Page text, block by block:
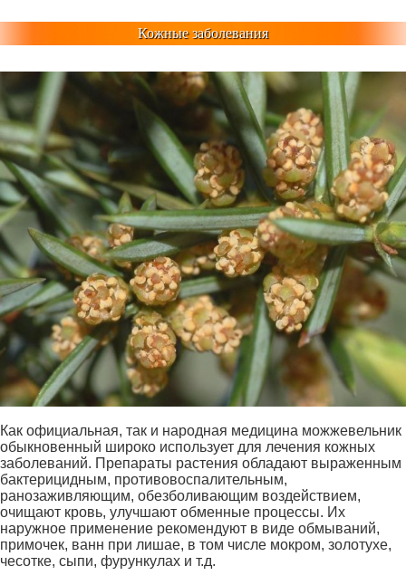
Кожные заболевания
Как официальная, так и народная медицина можжевельник
обыкновенный широко использует для лечения кожных
заболеваний. Препараты растения обладают выраженным
бактерицидным, противовоспалительным,
ранозаживляющим, обезболивающим воздействием,
очищают кровь, улучшают обменные процессы. Их
наружное применение рекомендуют в виде обмываний,
примочек, ванн при лишае, в том числе мокром, золотухе,
чесотке, сыпи, фурункулах и т.д.